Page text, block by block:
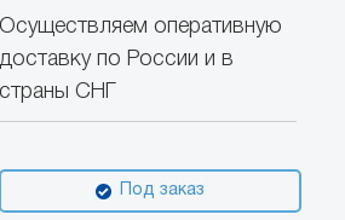
Осуществляем оперативную
доставку по России и в
страны СНГ
Под заказ